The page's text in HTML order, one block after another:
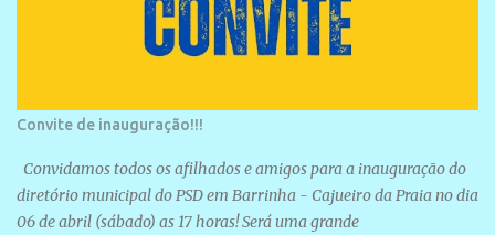
Convite de inauguração!!!
Convidamos todos os afilhados e amigos para a inauguração do
diretório municipal do PSD em Barrinha - Cajueiro da Praia no dia
06 de abril (sábado) as 17 horas! Será uma grande